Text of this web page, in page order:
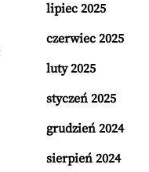
lipiec 2025
czerwiec 2025
luty 2025
styczeń 2025
grudzień 2024
sierpień 2024